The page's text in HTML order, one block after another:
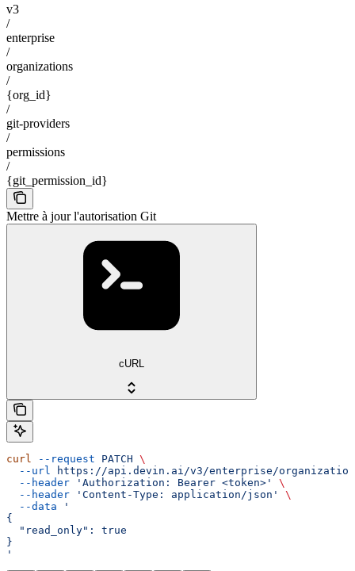
v3
/
enterprise
/
organizations
/
{org_id}
/
git-providers
/
permissions
/
{git_permission_id}
Mettre à jour l'autorisation Git
cURL
curl --request PATCH \
  --url
https://api.devin.ai/v3/enterprise/
  --header
'Authorization: Bearer <token>'
\
  --header
'Content-Type: application/json'
\
  --data
'
{
  "read_only": true
}
'